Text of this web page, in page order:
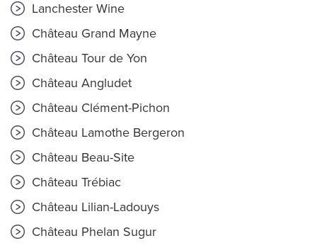
Lanchester Wine
Château Grand Mayne
Château Tour de Yon
Château Angludet
Château Clément-Pichon
Château Lamothe Bergeron
Château Beau-Site
Château Trébiac
Château Lilian-Ladouys
Château Phelan Sugur